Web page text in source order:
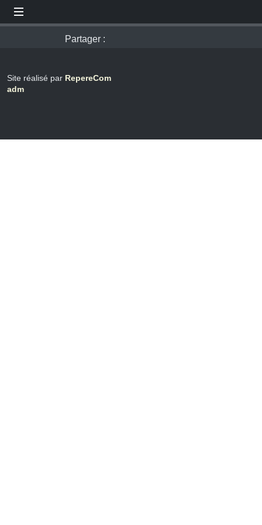
Partager :
Site réalisé par RepereCom
adm